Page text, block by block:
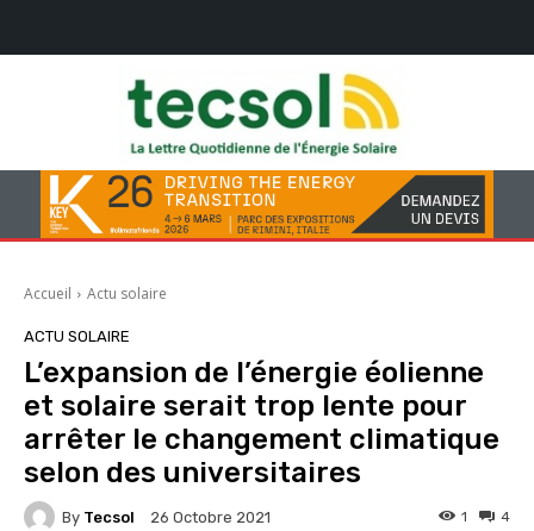
Accueil Actu solaire
ACTU SOLAIRE
L’expansion de l’énergie éolienne
et solaire serait trop lente pour
arrêter le changement climatique
selon des universitaires
By Tecsol 26 Octobre 2021 4
1